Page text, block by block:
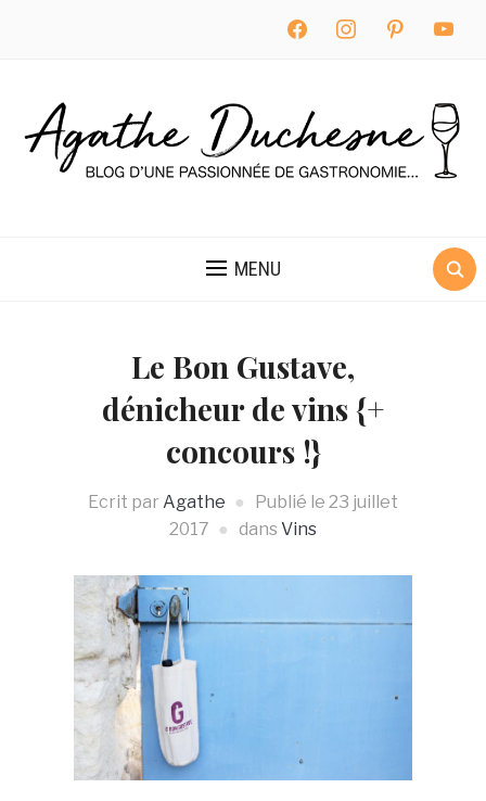
facebook instagram pinterest youtube
MENU
Le Bon Gustave,
dénicheur de vins {+
concours !}
Ecrit par Agathe Publié le 23 juillet
2017
dans Vins